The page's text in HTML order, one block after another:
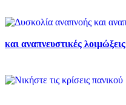
και αναπνευστικές λοιμώξεις